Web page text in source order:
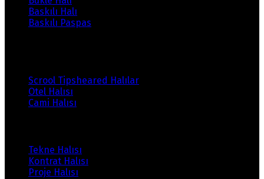
Baskılı Halı
Baskılı Paspas
Scrool Tipsheared Halılar
Otel Halısı
Cami Halısı
Tekne Halısı
Kontrat Halısı
Proje Halısı